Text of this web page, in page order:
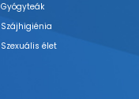
Gyógyteák
Szájhigiénia
Szexuális élet